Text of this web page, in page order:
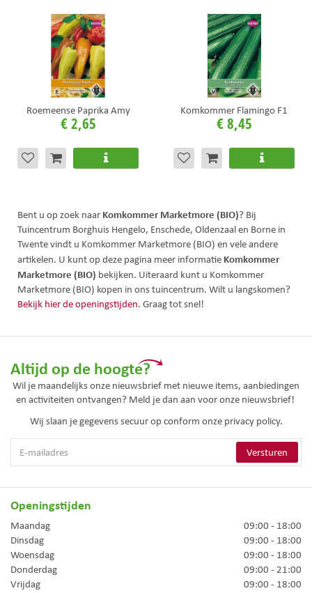
Roemeense Paprika Amy
€2,65
Komkommer Flamingo F1
€8,45
Bent u op zoek naar Komkommer Marketmore (BIO)? Bij
Tuincentrum Borghuis Hengelo, Enschede, Oldenzaal en Borne in
Twente vindt u Komkommer Marketmore (BIO) en vele andere
artikelen. U kunt op deze pagina meer informatie Komkommer
Marketmore (BIO) bekijken. Uiteraard kunt u Komkommer
Marketmore (BIO) kopen in ons tuincentrum. Wilt u langskomen?
Bekijk hier de openingstijden. Graag tot snel!
Altijd op de hoogte?
Wil je maandelijks onze nieuwsbrief met nieuwe items, aanbiedingen
en activiteiten ontvangen? Meld je dan aan voor onze nieuwsbrief!
Wij slaan je gegevens secuur op conform onze privacy policy.
Openingstijden
Maandag
09:00 - 18:00
Dinsdag
09:00 - 18:00
Woensdag
09:00 - 18:00
Donderdag
09:00 - 21:00
Vrijdag
09:00 - 18:00